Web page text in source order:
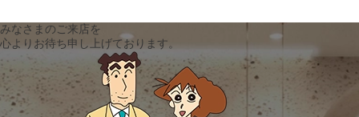
みなさまのご来店を
心よりお待ち申し上げております。